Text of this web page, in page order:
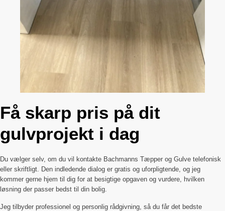
Få skarp pris på dit
gulvprojekt i dag
Du vælger selv, om du vil kontakte Bachmanns Tæpper og Gulve telefonisk
eller skriftligt. Den indledende dialog er gratis og uforpligtende, og jeg
kommer gerne hjem til dig for at besigtige opgaven og vurdere, hvilken
løsning der passer bedst til din bolig.
Jeg tilbyder professionel og personlig rådgivning, så du får det bedste